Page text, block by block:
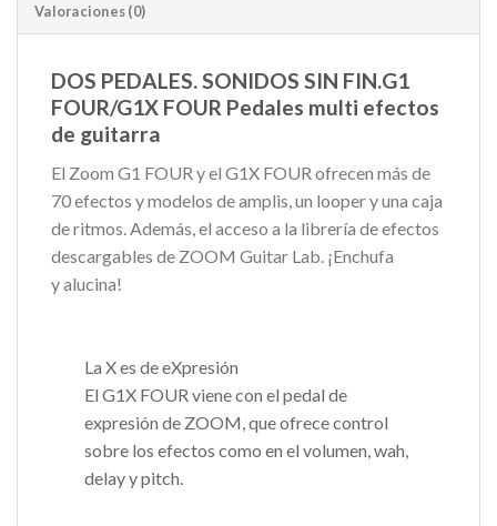
Valoraciones (0)
DOS PEDALES. SONIDOS SIN FIN.G1
FOUR/G1X FOUR Pedales multi efectos
de guitarra
El Zoom G1 FOUR y el G1X FOUR ofrecen más de
70 efectos y modelos de amplis, un looper y una caja
de ritmos. Además, el acceso a la librería de efectos
descargables de ZOOM Guitar Lab. ¡Enchufa
y alucina!
La X es de eXpresión
El G1X FOUR viene con el pedal de
expresión de ZOOM, que ofrece control
sobre los efectos como en el volumen, wah,
delay y pitch.